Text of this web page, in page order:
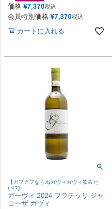
価格 ¥7,370税込
会員特別価格 ¥7,370税込
カートに入れる
【ガブガブならぬガヴィガヴィ飲みた
い!?】
ガーヴィ 2024 フラテッリ ジャ
コーザ ガヴィ